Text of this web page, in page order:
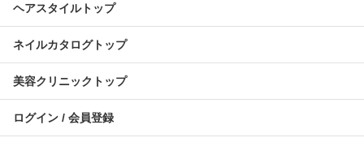
ヘアスタイルトップ
ネイルカタログトップ
美容クリニックトップ
ログイン / 会員登録